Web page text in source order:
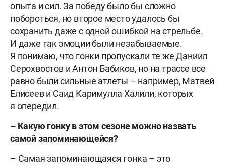
опыта и сил. За победу было бы сложно
побороться, но второе место удалось бы
сохранить даже с одной ошибкой на стрельбе.
И даже так эмоции были незабываемые.
Я понимаю, что гонки пропускали те же Даниил
Серохвостов и Антон Бабиков, но на трассе все
равно были сильные атлеты – например, Матвей
Елисеев и Саид Каримулла Халили, которых
я опередил.
– Какую гонку в этом сезоне можно назвать
самой запоминающейся?
– Самая запоминающаяся гонка – это